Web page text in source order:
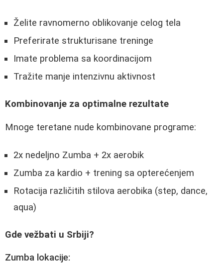
Želite ravnomerno oblikovanje celog tela
Preferirate strukturisane treninge
Imate problema sa koordinacijom
Tražite manje intenzivnu aktivnost
Kombinovanje za optimalne rezultate
Mnoge teretane nude kombinovane programe:
2x nedeljno Zumba + 2x aerobik
Zumba za kardio + trening sa opterećenjem
Rotacija različitih stilova aerobika (step, dance,
aqua)
Gde vežbati u Srbiji?
Zumba lokacije: